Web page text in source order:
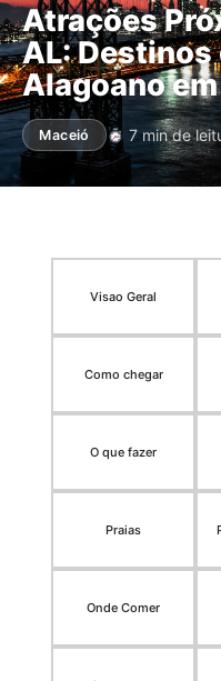
Atrações
AL:
Alagoano
Maceió 7 min de
Visao Geral
Como chegar
O que fazer
Praias
Onde Comer